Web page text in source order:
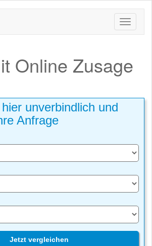
Online Zusage
unverbindlich und
Anfrage
Jetzt vergleichen